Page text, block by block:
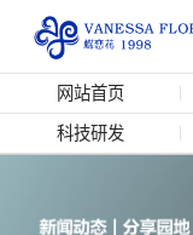
网站首页
科技研发